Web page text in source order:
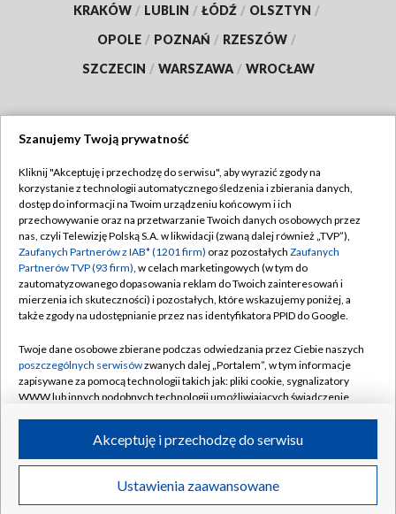
KRAKÓW / LUBLIN / ŁÓDŹ / OLSZTYN /
OPOLE / POZNAŃ / RZESZÓW /
SZCZECIN / WARSZAWA / WROCŁAW
TVP
Abonament TVP
Emisja w TVP
Centrum informacji TVP
Naziemna Telewizja Cyfrowa
Rada Programowa
System NOS
Informacje o nadawcy
Program dla prasy
Ogłoszenie przetargowe
Regulamin TVP
Polityka prywatności
Moje zgody
Pomoc
Kontakt
Kanały
©2026 Telewizja Polska S.A. w likwidacji
Szanujemy Twoją prywatność
Kliknij "Akceptuję i przechodzę do serwisu", aby wyrazić zgody na
korzystanie z technologii automatycznego śledzenia i zbierania danych,
dostęp do informacji na Twoim urządzeniu końcowym i ich
przechowywanie oraz na przetwarzanie Twoich danych osobowych przez
nas, czyli Telewizję Polską S.A. w likwidacji (zwaną dalej również „TVP”),
Zaufanych Partnerów z IAB* (1201 firm) oraz pozostałych Zaufanych
Partnerów TVP (93 firm), w celach marketingowych (w tym do
zautomatyzowanego dopasowania reklam do Twoich zainteresowań i
mierzenia ich skuteczności) i pozostałych, które wskazujemy poniżej, a
także zgody na udostępnianie przez nas identyfikatora PPID do Google.
Twoje dane osobowe zbierane podczas odwiedzania przez Ciebie naszych
poszczególnych serwisówzwanych dalej „Portalem”, w tym informacje
zapisywane za pomocą technologii takich jak: pliki cookie, sygnalizatory
WWW lub innych podobnych technologii umożliwiających świadczenie
ruchu w Internecie.
Twoje dane osobowe zbierane podczas odwiedzania przez Ciebie
poszczególnych serwisówna Portalu, takie jak adresy IP, identyfikatory
Ustawienia zaawansowane
Akceptuję i przechodzę do serwisu